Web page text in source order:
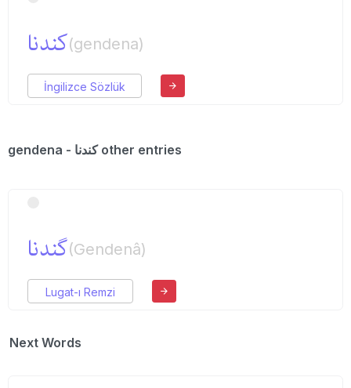
كندنا(gendena)
İngilizce Sözlük
gendena - كندنا other entries
گندنا(Gendenâ)
Lugat-ı Remzi
Next Words